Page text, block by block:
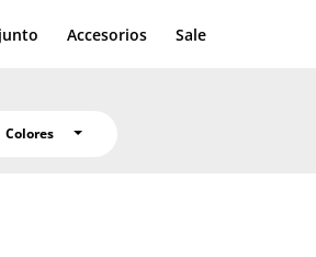
Accesorios Sale
Colores